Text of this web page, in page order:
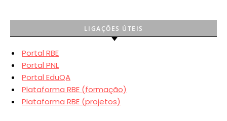
LIGAÇÕES ÚTEIS
Portal RBE
Portal PNL
Portal EduQA
Plataforma RBE (formação)
Plataforma RBE (projetos)